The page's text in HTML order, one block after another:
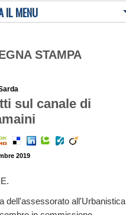
IL MENU
STAMPA
sul canale di
2019
dell'assessorato all'Urbanistica